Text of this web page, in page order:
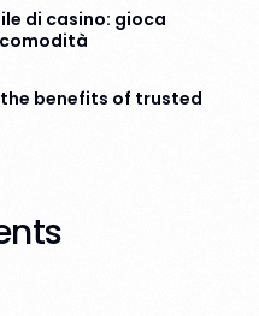
di casino: gioca
benefits of trusted